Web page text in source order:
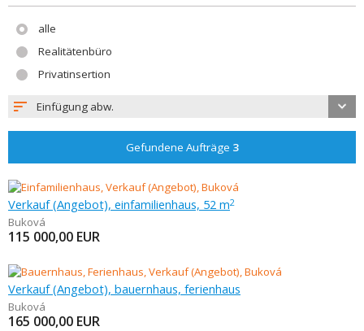
alle
Realitätenbüro
Privatinsertion
Einfügung abw.
Gefundene Aufträge 3
Verkauf (Angebot), einfamilienhaus, 52 m2
Buková
115 000,00 EUR
Verkauf (Angebot), bauernhaus, ferienhaus
Buková
165 000,00 EUR